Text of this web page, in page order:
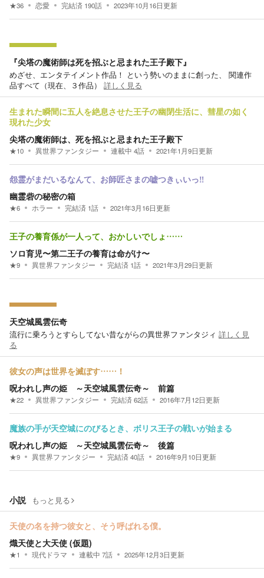
★36 恋愛 完結済 190話 2023年10月16日更新
『尖塔の魔術師は死を招ぶと忌まれた王子殿下』
めざせ、エンタテイメント作品！ という勢いのままに創った、 関連作
品すべて（現在、３作品）
詳しく見る
生まれた瞬間に五人を絶息させた王子の幽閉生活に、彗星の如く
現れた少女
尖塔の魔術師は、死を招ぶと忌まれた王子殿下
★10 異世界ファンタジー 連載中 4話 2021年1月9日更新
怨霊がまだいるなんて、お師匠さまの嘘つきぃいっ‼︎
幽霊砦の秘密の箱
★6 ホラー 完結済 1話 2021年3月16日更新
王子の養育係が一人って、おかしいでしょ……
ソロ育児〜第二王子の養育は命がけ〜
★9 異世界ファンタジー 完結済 1話 2021年3月29日更新
天空城風雲伝奇
流行に乗ろうとすらしてない昔ながらの異世界ファンタジィ 詳しく見
る
彼女の声は世界を滅ぼす……！
呪われし声の姫 ～天空城風雲伝奇～ 前篇
★22 異世界ファンタジー 完結済62話 2016年7月12日更新
魔族の手が天空城にのびるとき、ボリス王子の戦いが始まる
呪われし声の姫 ～天空城風雲伝奇～ 後篇
★9 異世界ファンタジー 完結済40話 2016年9月10日更新
小説 もっと見る
天使の名を持つ彼女と、そう呼ばれる僕。
熾天使と大天使 (仮題)
★1 現代ドラマ 連載中 7話 2025年12月3日更新